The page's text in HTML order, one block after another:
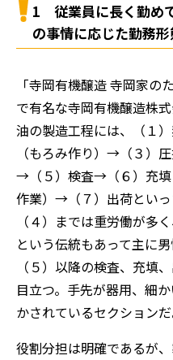
1 従業員に長く勤め
の事情に応じた勤務
「寺岡有機醸造 寺岡家の
で有名な寺岡有機醸造株
油の製造工程には、（１
（もろみ作り）→（３）
→（５）検査→（６）充填
作業）→（７）出荷とい
（４）までは重労働が多
という伝統もあって主に
（５）以降の検査、充填
目立つ。手先が器用、細
かされているセクションだ
役割分担は明確であるが